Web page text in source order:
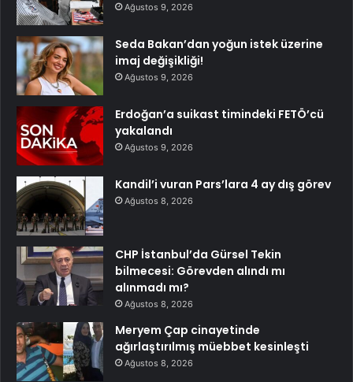
Ağustos 9, 2026
Seda Bakan’dan yoğun istek üzerine
imaj değişikliği!
Ağustos 9, 2026
Erdoğan’a suikast timindeki FETÖ’cü
yakalandı
Ağustos 9, 2026
Kandil’i vuran Pars’lara 4 ay dış görev
Ağustos 8, 2026
CHP İstanbul’da Gürsel Tekin
bilmecesi: Görevden alındı mı
alınmadı mı?
Ağustos 8, 2026
Meryem Çap cinayetinde
ağırlaştırılmış müebbet kesinleşti
Ağustos 8, 2026